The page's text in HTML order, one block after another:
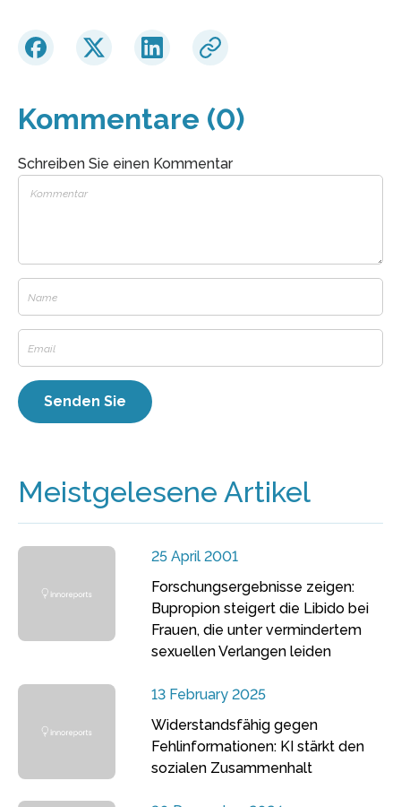
Kommentare (0)
Schreiben Sie einen Kommentar
Meistgelesene Artikel
25 April 2001
Forschungsergebnisse zeigen:
Bupropion steigert die Libido bei
Frauen, die unter vermindertem
sexuellen Verlangen leiden
13 February 2025
Widerstandsfähig gegen
Fehlinformationen: KI stärkt den
sozialen Zusammenhalt